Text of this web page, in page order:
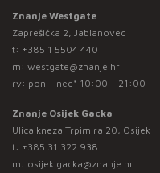
Znanje Westgate
Zaprešićka 2, Jablanovec
t: +385 1 5504 440
m: westgate@znanje.hr
rv: pon – ned* 10:00 – 21:00
Znanje Osijek Gacka
Ulica kneza Trpimira 20, Osijek
t: +385 31 322 938
m: osijek.gacka@znanje.hr